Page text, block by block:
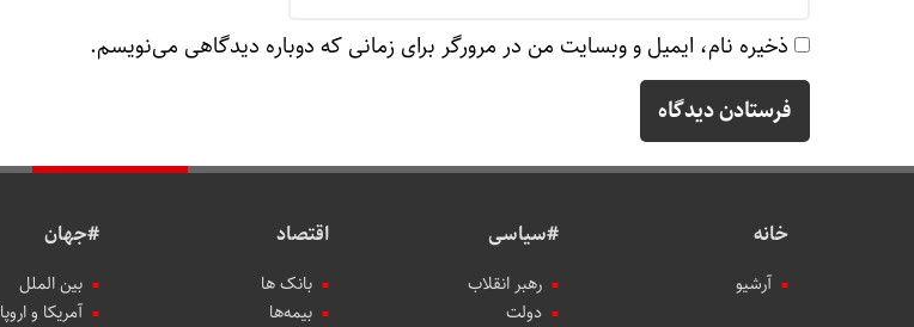
ذخیره نام، ایمیل و وبسایت من در مرورگر برای زمانی که دوباره دیدگاهی می‌نویسم.
خانه
آرشیو
#سیاسی
رهبر انقلاب
دولت
اقتصاد
بانک ها
بیمه‌ها
#جهان
بین الملل
آمریکا و اروپا